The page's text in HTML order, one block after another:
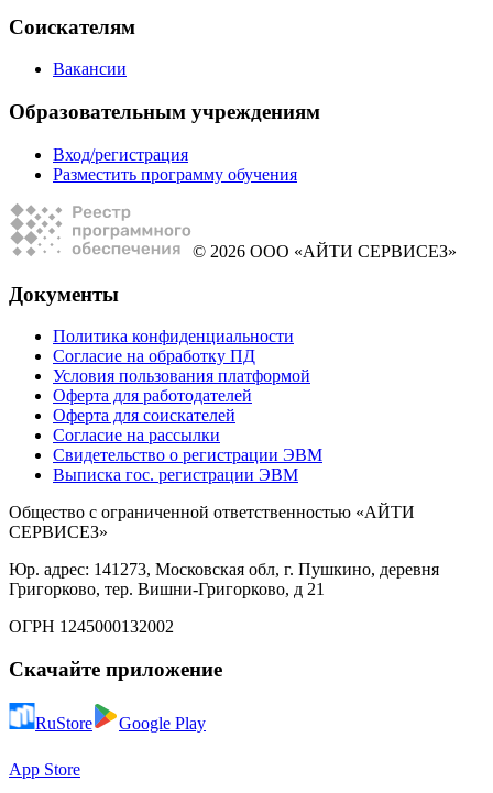
Соискателям
Вакансии
Образовательным учреждениям
Вход/регистрация
Разместить программу обучения
© 2026 ООО «АЙТИ СЕРВИСЕЗ»
Документы
Политика конфиденциальности
Согласие на обработку ПД
Условия пользования платформой
Оферта для работодателей
Оферта для соискателей
Согласие на рассылки
Свидетельство о регистрации ЭВМ
Выписка гос. регистрации ЭВМ
Общество с ограниченной ответственностью «АЙТИ
СЕРВИСЕЗ»
Юр. адрес: 141273, Московская обл, г. Пушкино, деревня
Григорково, тер. Вишни-Григорково, д 21
ОГРН 1245000132002
Скачайте приложение
RuStore Google Play
App Store